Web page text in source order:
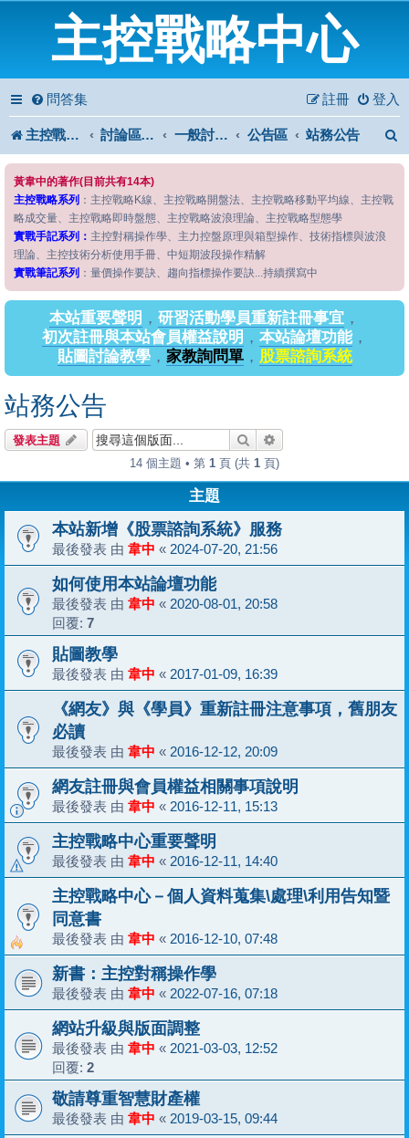
主控戰略中心
問答集 登入
註冊
主控戰略中心 討論區首頁 一般討論區 公告區 站務公告
黃韋中的著作(目前共有14本)
主控戰略系列 ：主控戰略K線、主控戰略開盤法、主控戰略移動平均線、主控戰
略成交量、主控戰略即時盤態、主控戰略波浪理論、主控戰略型態學
實戰手記系列： 主控對稱操作學、主力控盤原理與箱型操作、技術指標與波浪
理論、主控技術分析使用手冊、中短期波段操作精解
實戰筆記系列 ：量價操作要訣、趨向指標操作要訣...持續撰寫中
本站重要聲明 ， 研習活動學員重新註冊事宜 ，
初次註冊與本站會員權益說明 ， 本站論壇功能，
貼圖討論教學， 家教詢問單， 股票諮詢系統
站務公告
發表主題 搜尋
14 個主題 • 第 1 頁 (共 1 頁)
主題
本站新增《股票諮詢系統》服務
最後發表 由 韋中 « 2024-07-20, 21:56
如何使用本站論壇功能
最後發表 由 韋中 « 2020-08-01, 20:58
回覆: 7
貼圖教學
最後發表 由 韋中 « 2017-01-09, 16:39
《網友》與《學員》重新註冊注意事項，舊朋友
必讀
最後發表 由 韋中 « 2016-12-12, 20:09
網友註冊與會員權益相關事項說明
最後發表 由 韋中 « 2016-12-11, 15:13
主控戰略中心重要聲明
最後發表 由 韋中 « 2016-12-11, 14:40
主控戰略中心－個人資料蒐集\處理\利用告知暨
同意書
最後發表 由 韋中 « 2016-12-10, 07:48
新書：主控對稱操作學
最後發表 由 韋中 « 2022-07-16, 07:18
網站升級與版面調整
最後發表 由 韋中 « 2021-03-03, 12:52
回覆: 2
敬請尊重智慧財產權
最後發表 由 韋中 « 2019-03-15, 09:44